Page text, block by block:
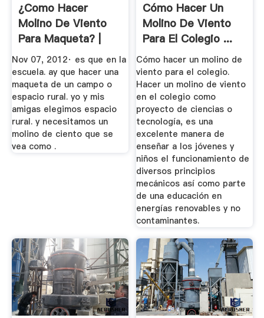
¿Como Hacer
Molino De Viento
Para Maqueta? |
Yahoo Respuestas
Nov 07, 2012· es que en la
escuela. ay que hacer una
maqueta de un campo o
espacio rural. yo y mis
amigas elegimos espacio
rural. y necesitamos un
molino de ciento que se
vea como .
Cómo Hacer Un
Molino De Viento
Para El Colegio ...
Cómo hacer un molino de
viento para el colegio.
Hacer un molino de viento
en el colegio como
proyecto de ciencias o
tecnología, es una
excelente manera de
enseñar a los jóvenes y
niños el funcionamiento de
diversos principios
mecánicos así como parte
de una educación en
energías renovables y no
contaminantes.